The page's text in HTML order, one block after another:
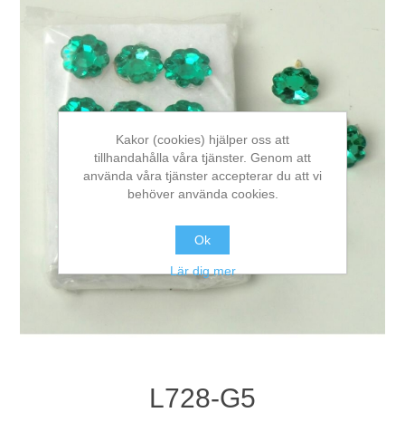
L728-G5
Kakor (cookies) hjälper oss att
tillhandahålla våra tjänster. Genom att
använda våra tjänster accepterar du att vi
behöver använda cookies.
Ok
Lär dig mer